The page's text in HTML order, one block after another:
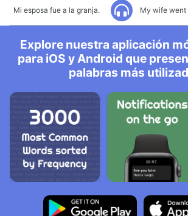
Mi esposa fue a la granja. My wife went
Explore nuestra aplicación
para iOS y Android que
palabras más